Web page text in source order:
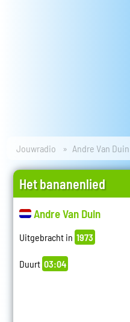
Jouwradio Andre Van Duin
Het bananenlied
Andre Van Duin
Uitgebracht in 1973
Duurt 03:04